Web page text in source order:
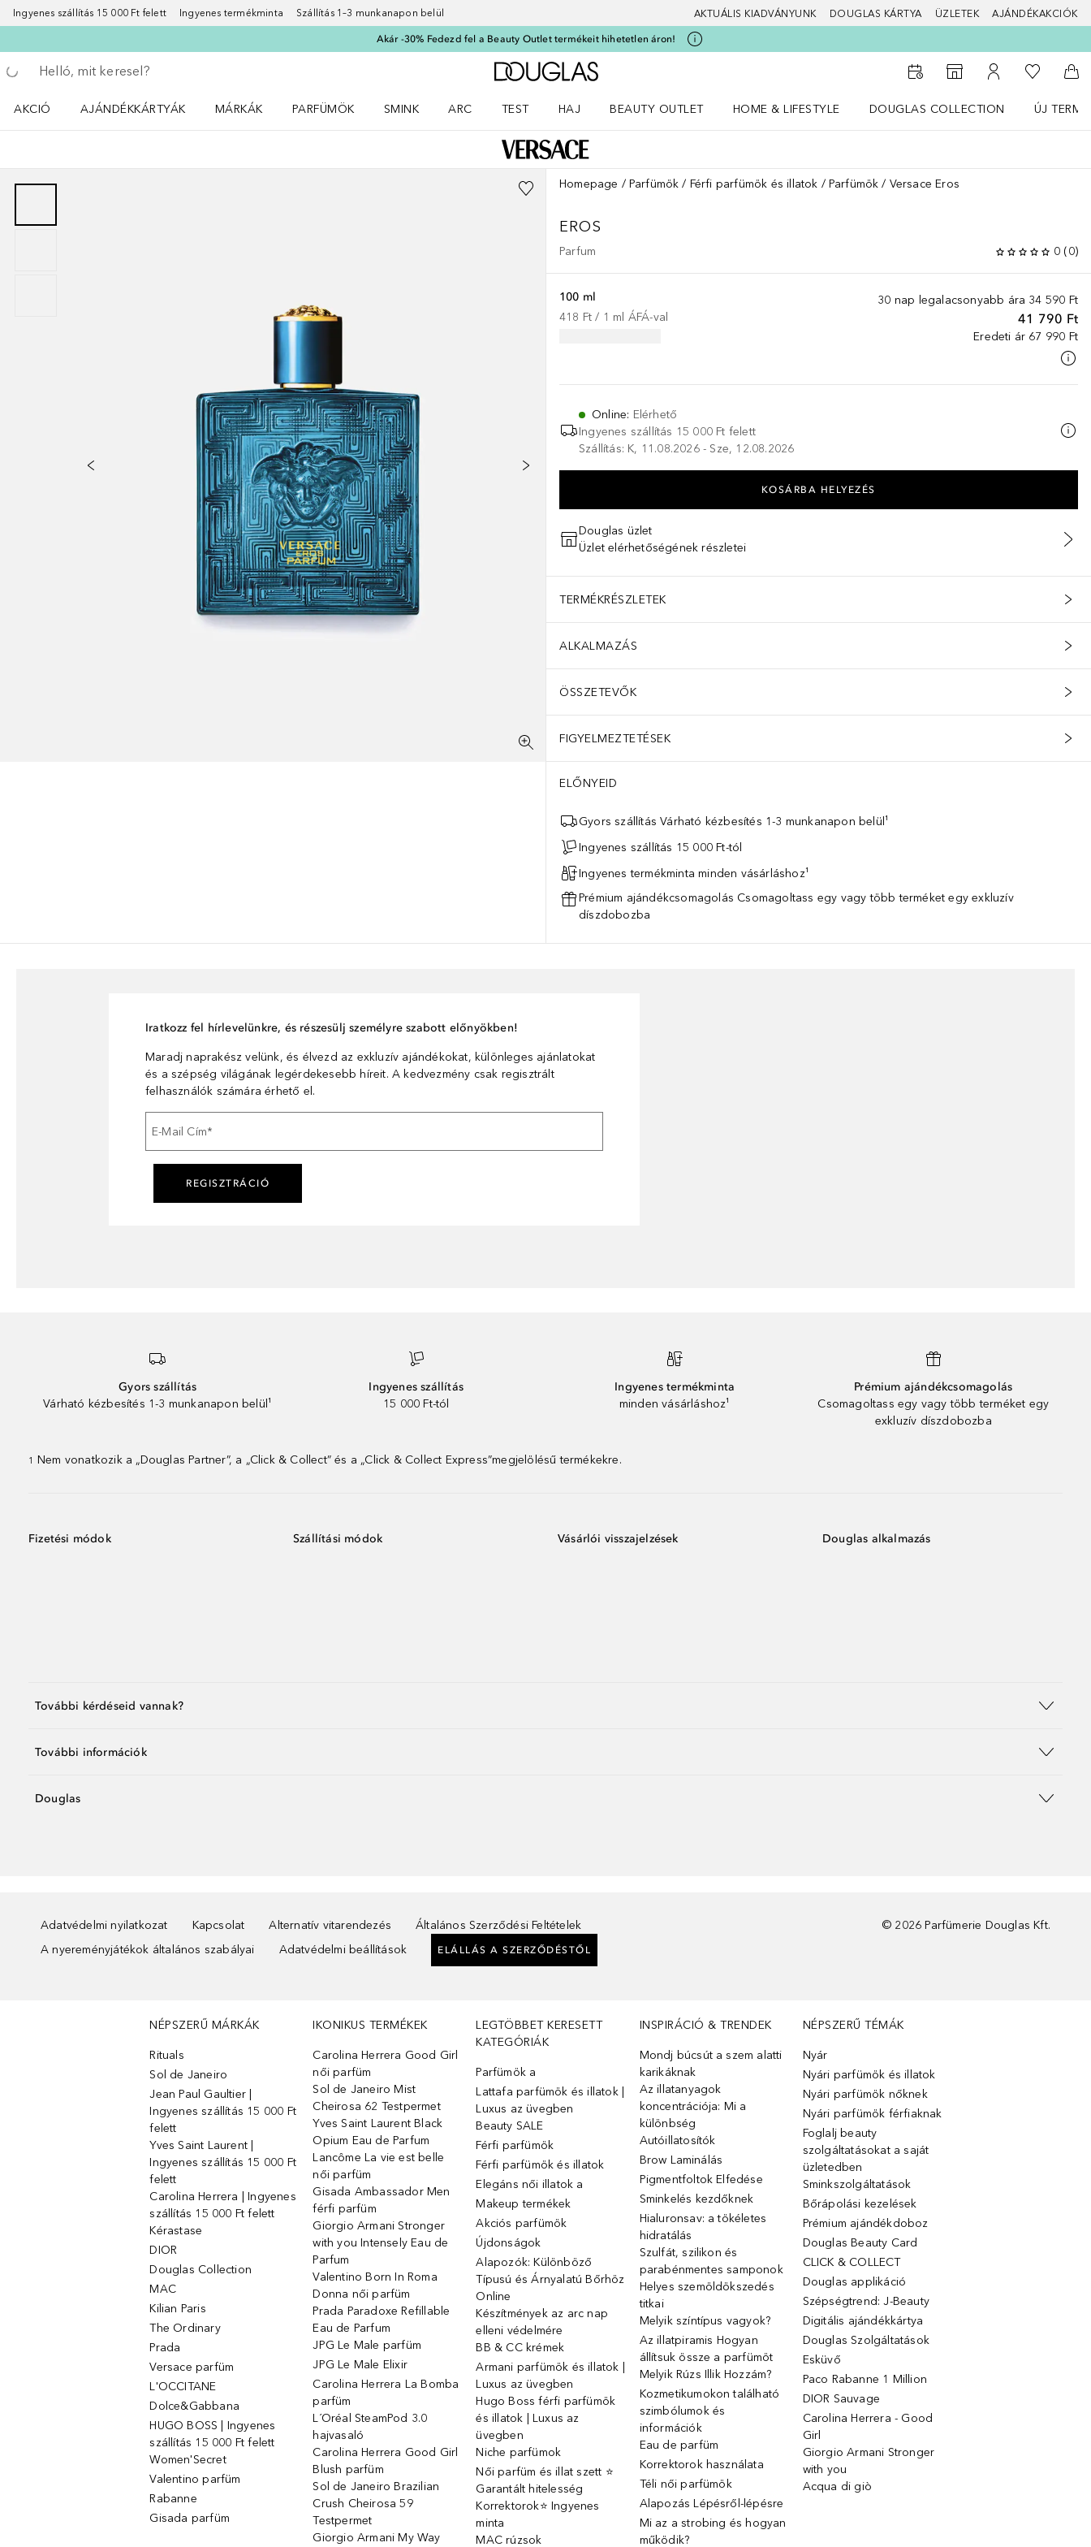
Ingyenes szállítás 15 000 Ft felett Ingyenes termékminta Szállítás 1–3 munkanapon belül AKTUÁLIS KIADVÁNYUNK DOUGLAS KÁRTYA ÜZLETEK AJÁNDÉKAKCIÓK
Akár -30% Fedezd fel a Beauty Outlet termékeit hihetetlen áron!
Menj vissza
Keresés végrehajtása
A Douglas Főoldalra
Az üzletkeresőhöz
A fiókomhoz
A
AKCIÓ
AJÁNDÉKKÁRTYÁK
MÁRKÁK
PARFÜMÖK
SMINK
ARC
TEST
HAJ
BEAUTY OUTLET
HOME & LIFESTYLE
DOUGLAS COLLECTION
ÚJ
Homepage Parfümök Férfi parfümök és illatok Parfümök Versace Eros
EROS
Parfum 0 (0)
30 nap legalacsonyabb ára 34 590 Ft
41 790 Ft
Eredeti ár 67 990 Ft
100 ml
418 Ft / 1 ml ÁFÁ-val
Online: Elérhető
Ingyenes szállítás 15 000 Ft felett
Szállítás: K, 11.08.2026 - Sze, 12.08.2026
KOSÁRBA HELYEZÉS
Douglas üzlet
Üzlet elérhetőségének részletei
TERMÉKRÉSZLETEK
ALKALMAZÁS
ÖSSZETEVŐK
FIGYELMEZTETÉSEK
ELŐNYEID
Gyors szállítás Várható kézbesítés 1-3 munkanapon belül¹
Ingyenes szállítás 15 000 Ft-tól
Ingyenes termékminta minden vásárláshoz¹
Prémium ajándékcsomagolás Csomagoltass egy vagy több terméket egy exkluzív
díszdobozba
Iratkozz fel hírlevelünkre, és részesülj személyre szabott előnyökben!
Maradj naprakész velünk, és élvezd az exkluzív ajándékokat, különleges ajánlatokat
és a szépség világának legérdekesebb híreit. A kedvezmény csak regisztrált
felhasználók számára érhető el.
E-Mail Cím*
REGISZTRÁCIÓ
Gyors szállítás
Várható kézbesítés 1-3 munkanapon belül¹
Ingyenes szállítás
15 000 Ft-tól
Ingyenes termékminta
minden vásárláshoz¹
Prémium ajándékcsomagolás
Csomagoltass egy vagy több terméket egy
exkluzív díszdobozba
1 Nem vonatkozik a „Douglas Partner”, a „Click & Collect” és a „Click & Collect Express”megjelölésű termékekre.
Fizetési módok Szállítási módok Vásárlói visszajelzések Douglas alkalmazás
További kérdéseid vannak?
További információk
Douglas
Adatvédelmi nyilatkozat Kapcsolat Alternatív vitarendezés
Általános Szerződési Feltételek
A nyereményjátékok általános szabályai
Adatvédelmi beállítások ELÁLLÁS A SZERZŐDÉSTŐL
© 2026 Parfümerie Douglas Kft.
NÉPSZERŰ MÁRKÁK
Rituals
Sol de Janeiro
Jean Paul Gaultier |
Ingyenes szállítás 15 000 Ft
felett
Yves Saint Laurent |
Ingyenes szállítás 15 000 Ft
felett
Carolina Herrera | Ingyenes
szállítás 15 000 Ft felett
Kérastase
DIOR
Douglas Collection
MAC
Kilian Paris
The Ordinary
Prada
Versace parfüm
L'OCCITANE
Dolce&Gabbana
HUGO BOSS | Ingyenes
szállítás 15 000 Ft felett
Women'Secret
Valentino parfüm
Rabanne
Gisada parfüm
IKONIKUS TERMÉKEK
Carolina Herrera Good Girl
női parfüm
Sol de Janeiro Mist
Cheirosa 62 Testpermet
Yves Saint Laurent Black
Opium Eau de Parfum
Lancôme La vie est belle
női parfüm
Gisada Ambassador Men
férfi parfüm
Giorgio Armani Stronger
with you Intensely Eau de
Parfum
Valentino Born In Roma
Donna női parfüm
Prada Paradoxe Refillable
Eau de Parfum
JPG Le Male parfüm
JPG Le Male Elixir
Carolina Herrera La Bomba
parfüm
L´Oréal SteamPod 3.0
hajvasaló
Carolina Herrera Good Girl
Blush parfüm
Sol de Janeiro Brazilian
Crush Cheirosa 59
Testpermet
Giorgio Armani My Way
LEGTÖBBET KERESETT
KATEGÓRIÁK
Parfümök ️a
Lattafa parfümök és illatok |
Luxus az üvegben
Beauty SALE
Férfi parfümök
Férfi parfümök és illatok
Elegáns női illatok ️a
Makeup termékek
Akciós parfümök
Újdonságok
Alapozók: Különböző
Típusú és Árnyalatú Bőrhöz
Online
Készítmények az arc nap
elleni védelmére
BB & CC krémek
Armani parfümök és illatok |
Luxus az üvegben
Hugo Boss férfi parfümök
és illatok | Luxus az
üvegben
Niche parfümok
Női parfüm és illat szett ⭐
Garantált hitelesség
Korrektorok⭐ Ingyenes
minta
MAC rúzsok
INSPIRÁCIÓ & TRENDEK
Mondj búcsút a szem alatti
karikáknak
Az illatanyagok
koncentrációja: Mi a
különbség
Autóillatosítók
Brow Laminálás
Pigmentfoltok Elfedése
Sminkelés kezdőknek
Hialuronsav: a tökéletes
hidratálás
Szulfát, szilikon és
parabénmentes samponok
Helyes szemöldökszedés
titkai
Melyik színtípus vagyok?
Az illatpiramis Hogyan
állítsuk össze a parfümöt
Melyik Rúzs Illik Hozzám?
Kozmetikumokon található
szimbólumok és
információk
Eau de parfüm
Korrektorok használata
Téli női parfümök
Alapozás Lépésről-lépésre
Mi az a strobing és hogyan
működik?
NÉPSZERŰ TÉMÁK
Nyár
Nyári parfümök és illatok
Nyári parfümök nőknek
Nyári parfümök férfiaknak
Foglalj beauty
szolgáltatásokat a saját
üzletedben
Sminkszolgáltatások
Bőrápolási kezelések
Prémium ajándékdoboz
Douglas Beauty Card
CLICK & COLLECT
Douglas applikáció
Szépségtrend: J-Beauty
Digitális ajándékkártya
Douglas Szolgáltatások
Esküvő
Paco Rabanne 1 Million
DIOR Sauvage
Carolina Herrera - Good
Girl
Giorgio Armani Stronger
with you
Acqua di giò